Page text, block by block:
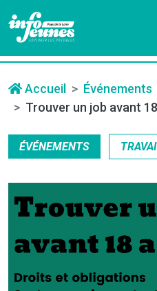
Accueil
Événements
Trouver un job avant
ÉVÉNEMENTS